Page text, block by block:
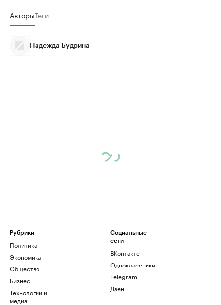
АвторыТеги
Надежда Будрина
Рубрики
Политика
Экономика
Общество
Бизнес
Технологии и
медиа
Социальные
сети
ВКонтакте
Одноклассники
Telegram
Дзен